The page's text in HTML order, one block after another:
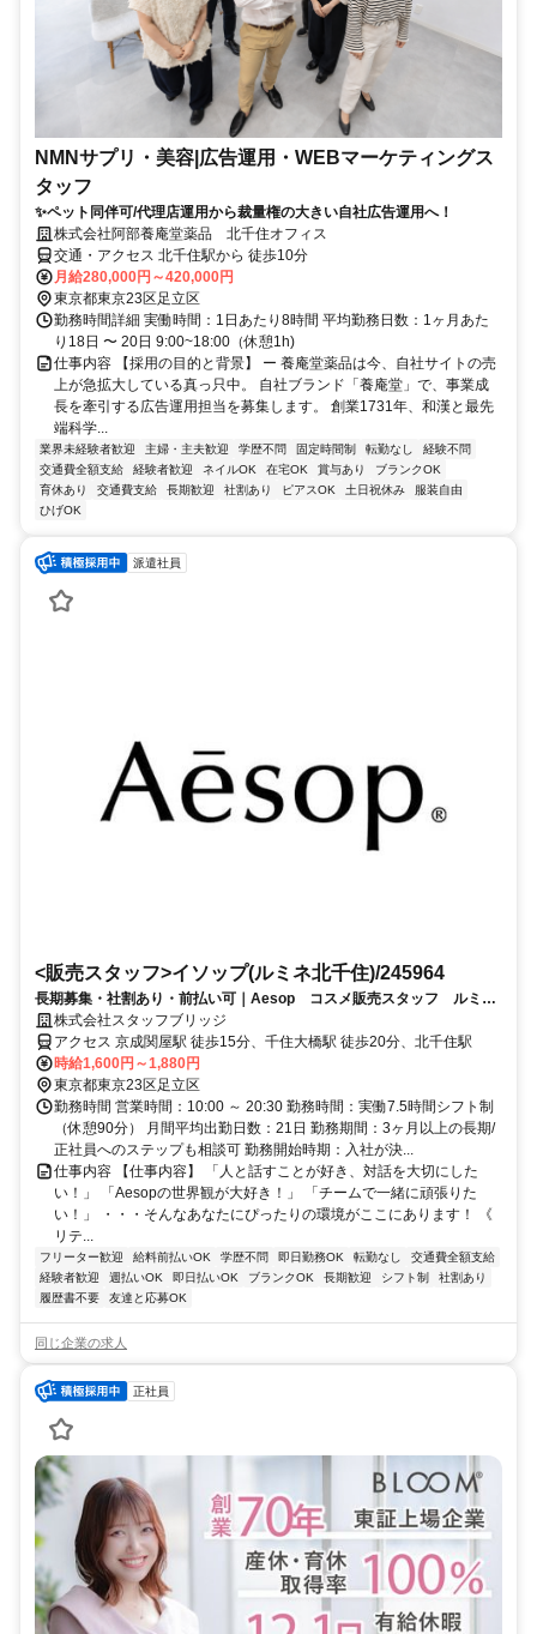
NMNサプリ・美容|広告運用・WEBマーケティングス
タッフ
✨ペット同伴可/代理店運用から裁量権の大きい自社広告運用へ！
株式会社阿部養庵堂薬品 北千住オフィス
交通・アクセス 北千住駅から 徒歩10分
月給280,000円～420,000円
東京都東京23区足立区
勤務時間詳細 実働時間：1日あたり8時間 平均勤務日数：1ヶ月あた
り18日 〜 20日 9:00~18:00（休憩1h)
仕事内容 【採用の目的と背景】 ー 養庵堂薬品は今、自社サイトの売
上が急拡大している真っ只中。 自社ブランド「養庵堂」で、事業成
長を牽引する広告運用担当を募集します。 創業1731年、和漢と最先
端科学...
業界未経験者歓迎 主婦・主夫歓迎 学歴不問 固定時間制 転勤なし
経験不問
交通費全額支給
経験者歓迎 ネイルOK 在宅OK 賞与あり
ブランクOK
育休あり
交通費支給 長期歓迎 社割あり ピアスOK 土日祝休み
服装自由
ひげOK
派遣社員
<販売スタッフ>イソップ(ルミネ北千住)/245964
長期募集・社割あり・前払い可｜Aesop コスメ販売スタッフ ルミネ
北千住（交通費全額支給）
株式会社スタッフブリッジ
アクセス 京成関屋駅 徒歩15分、千住大橋駅 徒歩20分、北千住駅
時給1,600円～1,880円
東京都東京23区足立区
勤務時間 営業時間：10:00 ～ 20:30 勤務時間：実働7.5時間シフト制
（休憩90分） 月間平均出勤日数：21日 勤務期間：3ヶ月以上の長期/
正社員へのステップも相談可 勤務開始時期：入社が決...
仕事内容 【仕事内容】 「人と話すことが好き、対話を大切にした
い！」 「Aesopの世界観が大好き！」 「チームで一緒に頑張りた
い！」 ・・・そんなあなたにぴったりの環境がここにあります！ 《
リテ...
フリーター歓迎 給料前払いOK 学歴不問 即日勤務OK 転勤なし
交通費全額支給
経験者歓迎
週払いOK 即日払いOK ブランクOK 長期歓迎 シフト制
社割あり
履歴書不要
友達と応募OK
同じ企業の求人
正社員